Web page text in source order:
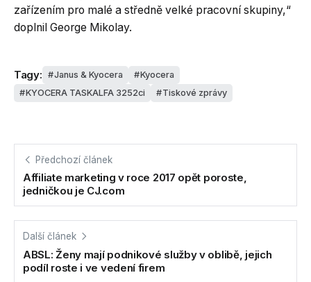
zařízením pro malé a středně velké pracovní skupiny,“
doplnil George Mikolay.
Tagy: Janus & Kyocera
Kyocera
KYOCERA TASKALFA 3252ci
Tiskové zprávy
Předchozí článek
Affiliate marketing v roce 2017 opět poroste,
jedničkou je CJ.com
Další článek
ABSL: Ženy mají podnikové služby v oblibě, jejich
podíl roste i ve vedení firem